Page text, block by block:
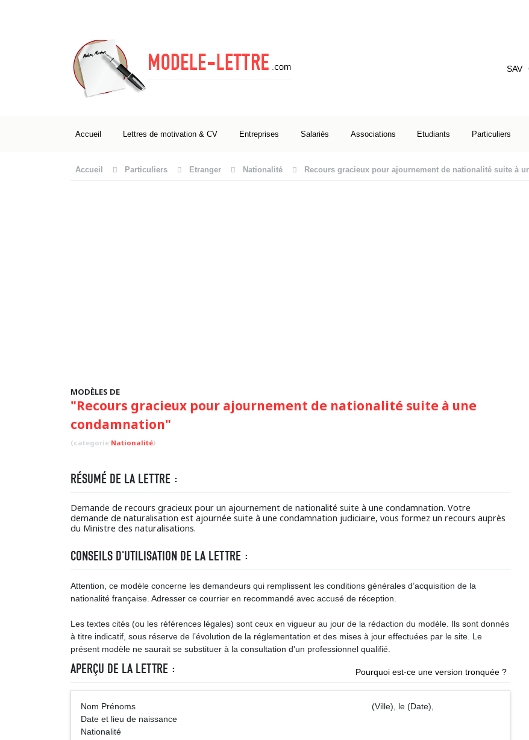
SAV
Accueil Lettres de motivation & CV Entreprises Salariés Associations Etudiants Particuliers
Accueil Particuliers Etranger Nationalité Recours gracieux pour ajournement de nationalité suite à
MODÈLES DE
"Recours gracieux pour ajournement de nationalité suite à une
condamnation"
(categorie Nationalité)
RÉSUMÉ DE LA LETTRE :
Demande de recours gracieux pour un ajournement de nationalité suite à une condamnation. Votre
demande de naturalisation est ajournée suite à une condamnation judiciaire, vous formez un recours auprès
du Ministre des naturalisations.
CONSEILS D'UTILISATION DE LA LETTRE :
Attention, ce modèle concerne les demandeurs qui remplissent les conditions générales d’acquisition de la
nationalité française. Adresser ce courrier en recommandé avec accusé de réception.
Les textes cités (ou les références légales) sont ceux en vigueur au jour de la rédaction du modèle. Ils sont donnés
à titre indicatif, sous réserve de l’évolution de la réglementation et des mises à jour effectuées par le site. Le
présent modèle ne saurait se substituer à la consultation d'un professionnel qualifié.
APERÇU DE LA LETTRE : Pourquoi est-ce une version tronquée ?
Nom Prénoms (Ville), le (Date),
Date et lieu de naissance
Nationalité